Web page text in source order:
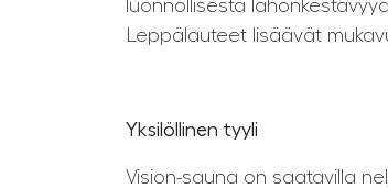
luonnollisesta
Leppälauteet lisäävät
Yksilöllinen tyyli
Vision-sauna on saatavilla